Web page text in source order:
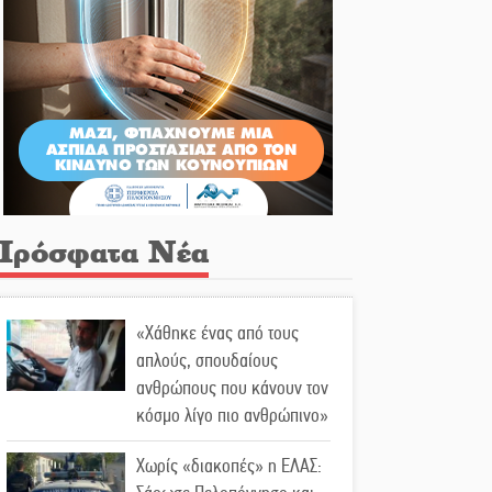
Νέα
«Χάθηκε ένας από τους
απλούς, σπουδαίους
ανθρώπους που κάνουν τον
κόσμο λίγο πιο ανθρώπινο»
Χωρίς «διακοπές» η ΕΛΑΣ: